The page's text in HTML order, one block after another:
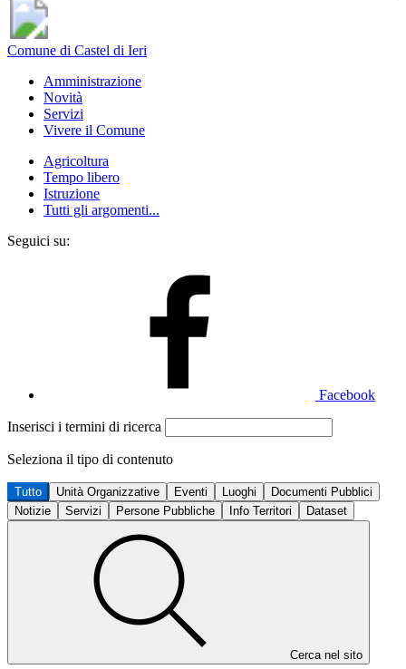
Comune di Castel di Ieri
Amministrazione
Novità
Servizi
Vivere il Comune
Agricoltura
Tempo libero
Istruzione
Tutti gli argomenti...
Seguici su:
Facebook
Inserisci i termini di ricerca
Seleziona il tipo di contenuto
Tutto Unità Organizzative Eventi Luoghi
Documenti Pubblici
Notizie
Servizi Persone Pubbliche Info Territori Dataset
Cerca nel sito